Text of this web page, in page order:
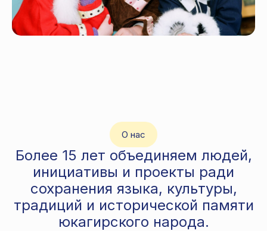
О нас
Более 15 лет объединяем людей,
инициативы и проекты ради
сохранения языка, культуры,
традиций и исторической памяти
юкагирского народа.